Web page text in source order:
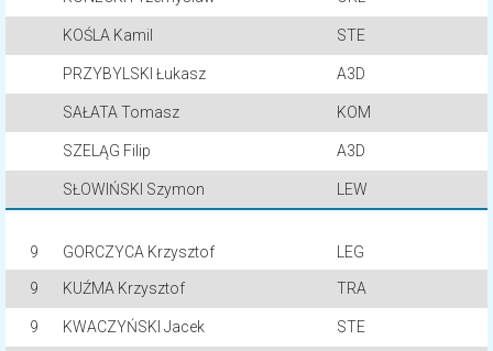
KOŚLA Kamil STE
PRZYBYLSKI Łukasz A3D
SAŁATA Tomasz KOM
SZELĄG Filip A3D
SŁOWIŃSKI Szymon LEW
9 GORCZYCA Krzysztof LEG
9 KUŹMA Krzysztof TRA
9 KWACZYŃSKI Jacek STE